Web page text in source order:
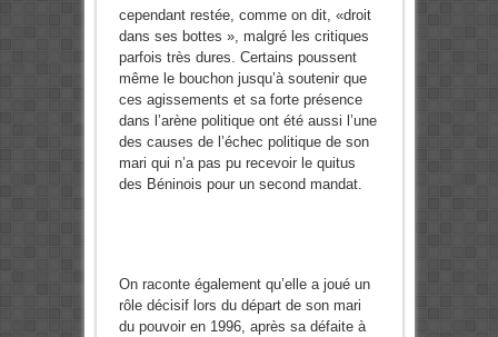
cependant res­tée, comme on dit, «droit
dans ses bottes », malgré les critiques
par­fois très dures. Certains poussent
même le bouchon jusqu’à soutenir que
ces agissements et sa forte présence
dans l’arène politique ont été aussi l’une
des causes de l’échec politique de son
mari qui n’a pas pu recevoir le quitus
des Béninois pour un second mandat.
On raconte également qu’elle a joué un
rôle décisif lors du départ de son mari
du pouvoir en 1996, après sa défaite à